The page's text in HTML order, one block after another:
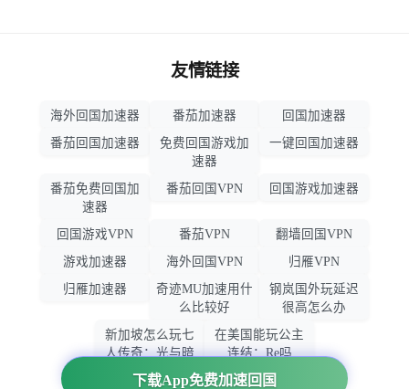
下载App免费加速回国
友情链接
海外回国加速器 番茄加速器
回国加速器
番茄回国加速器
免费回国游戏加
速器
一键回国加速器
番茄免费回国加
速器
番茄回国VPN 回国游戏加速器
回国游戏VPN 番茄VPN
翻墙回国VPN
游戏加速器
海外回国VPN
归雁VPN
归雁加速器
奇迹MU加速用什
么比较好
钢岚国外玩延迟
很高怎么办
新加坡怎么玩七
人传奇：光与暗
之交战
在美国能玩公主
连结：Re吗